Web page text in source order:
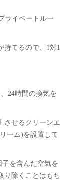
ライベートルー
持てるので、1対1
24時間の換気を
させるクリーンエ
ーム)を設置して
子を含んだ空気を
り除くことはもち